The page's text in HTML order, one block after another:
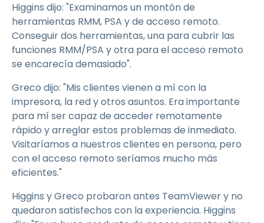
Higgins dijo: "Examinamos un montón de
herramientas RMM, PSA y de acceso remoto.
Conseguir dos herramientas, una para cubrir las
funciones RMM/PSA y otra para el acceso remoto
se encarecía demasiado".
Greco dijo: "Mis clientes vienen a mí con la
impresora, la red y otros asuntos. Era importante
para mí ser capaz de acceder remotamente
rápido y arreglar estos problemas de inmediato.
Visitaríamos a nuestros clientes en persona, pero
con el acceso remoto seríamos mucho más
eficientes."
Higgins y Greco probaron antes TeamViewer y no
quedaron satisfechos con la experiencia. Higgins